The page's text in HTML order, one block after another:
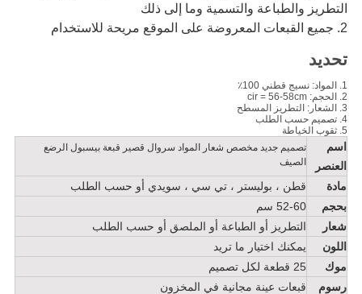
التطريز والطباعة والتسمية وما إلى ذلك
2. جميع القبعات المعروضة على الموقع مريحة للاستخدام
تحديد
1. المواد: نسيج قطني 100٪
2. الحجم: cir = 56-58cm
3. الشعار: التطريز المسطح
4. تصميم حسب الطلب
5. ثقوب الخياطة
اسم
العنصر
تصميم جديد مخصص شعار المواد سروال قصير قبعة بيسبول الرضع
الصيف
مادة
قطن ، بوليستر ، تي سي ، سويدي أو حسب الطلب
بحجم
52-60 سم
شعار
التطريز أو الطباعة أو الملصق أو حسب الطلب
اللون
يمكنك اختيار ما تريد
موك
25 قطعة لكل تصميم
رسوم
قبعات عينة مجانية في المخزون